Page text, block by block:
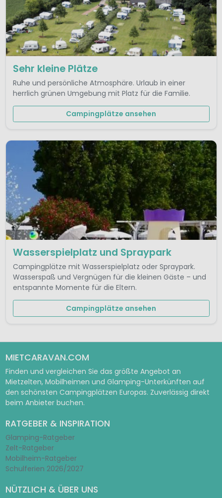
Sehr kleine Plätze
Ruhe und persönliche Atmosphäre. Urlaub in einer
herrlich grünen Umgebung mit Platz für die Familie.
Campingplätze ansehen
Wasserspielplatz und Spraypark
Campingplätze mit Wasserspielplatz oder Spraypark.
Wasserspaß und Vergnügen für die kleinen Gäste – und
entspannte Momente für die Eltern.
Campingplätze ansehen
MIETCARAVAN.COM
Finden und vergleichen Sie das größte Angebot an
Mietzelten, Mobilheimen und Glamping-Unterkünften auf
den schönsten Campingplätzen Europas. Zuverlässig direkt
beim Anbieter buchen.
RATGEBER & INSPIRATION
Glamping-Ratgeber
Zelt-Ratgeber
Mobilheim-Ratgeber
Schulferien 2026/2027
NÜTZLICH & ÜBER UNS